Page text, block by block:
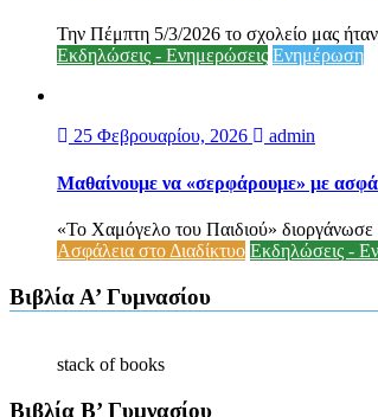
Την Πέμπτη 5/3/2026 το σχολείο μας
Εκδηλώσεις - Ενημερώσεις Ενημέρωση
25 Φεβρουαρίου, 2026 admin
Μαθαίνουμε να «σερφάρουμε» με
«Το Χαμόγελο του Παιδιού» διοργάνωσε
Ασφάλεια στο Διαδίκτυο Εκδηλώσεις -
Βιβλία Α’ Γυμνασίου
stack of books
Βιβλία Β’ Γυμνασίου